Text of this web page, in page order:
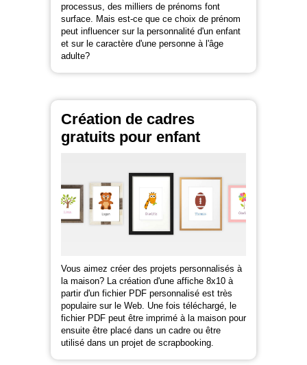
processus, des milliers de prénoms font
surface. Mais est-ce que ce choix de prénom
peut influencer sur la personnalité d'un enfant
et sur le caractère d'une personne à l'âge
adulte?
Création de cadres
gratuits pour enfant
Vous aimez créer des projets personnalisés à
la maison? La création d'une affiche 8x10 à
partir d'un fichier PDF personnalisé est très
populaire sur le Web. Une fois téléchargé, le
fichier PDF peut être imprimé à la maison pour
ensuite être placé dans un cadre ou être
utilisé dans un projet de scrapbooking.